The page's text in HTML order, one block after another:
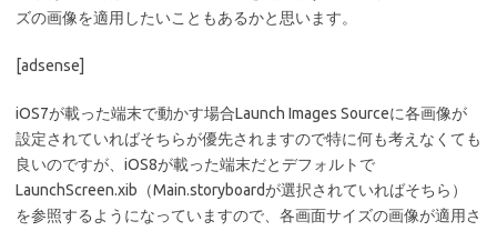
ズの画像を適用したいこともあるかと思います。
[adsense]
iOS7が載った端末で動かす場合Launch Images Sourceに各画像が
設定されていればそちらが優先されますので特に何も考えなくても
良いのですが、iOS8が載った端末だとデフォルトで
LaunchScreen.xib（Main.storyboardが選択されていればそちら）
を参照するようになっていますので、各画面サイズの画像が適用さ